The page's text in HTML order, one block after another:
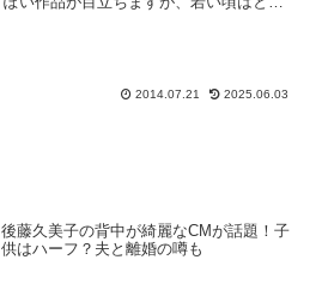
2014.07.21 2025.06.03
後藤久美子の背中が綺麗なCMが話題！子
供はハーフ？夫と離婚の噂も